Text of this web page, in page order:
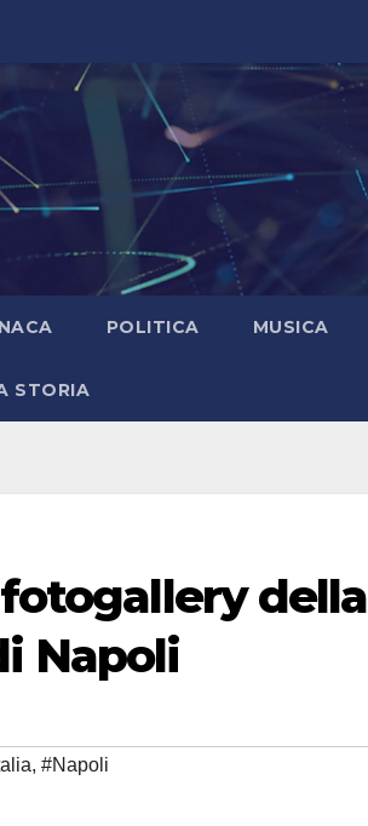
POLITICA MUSICA
STORIA
fotogallery della
Napoli
, #Napoli